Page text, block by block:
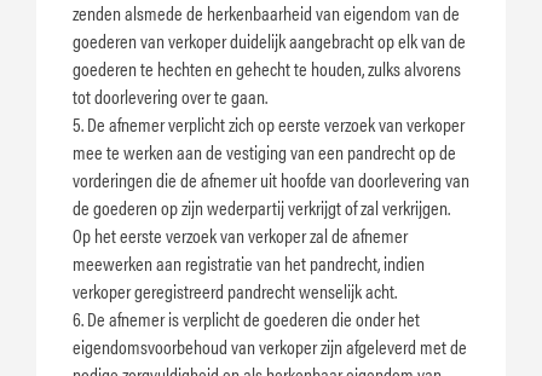
zenden alsmede de herkenbaarheid van eigendom van de
goederen van verkoper duidelijk aangebracht op elk van de
goederen te hechten en gehecht te houden, zulks alvorens
tot doorlevering over te gaan.
5. De afnemer verplicht zich op eerste verzoek van verkoper
mee te werken aan de vestiging van een pandrecht op de
vorderingen die de afnemer uit hoofde van doorlevering van
de goederen op zijn wederpartij verkrijgt of zal verkrijgen.
Op het eerste verzoek van verkoper zal de afnemer
meewerken aan registratie van het pandrecht, indien
verkoper geregistreerd pandrecht wenselijk acht.
6. De afnemer is verplicht de goederen die onder het
eigendomsvoorbehoud van verkoper zijn afgeleverd met de